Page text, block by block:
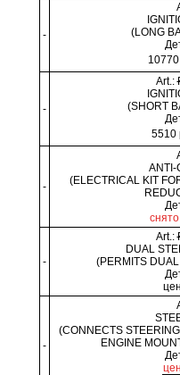
-
(LONG
-
Art.:
(SHORT
5510
-
ANTI-
(ELECTRICAL KIT
-
Art.:
DUAL
(PERMITS
-
(CONNECTS
ENGINE